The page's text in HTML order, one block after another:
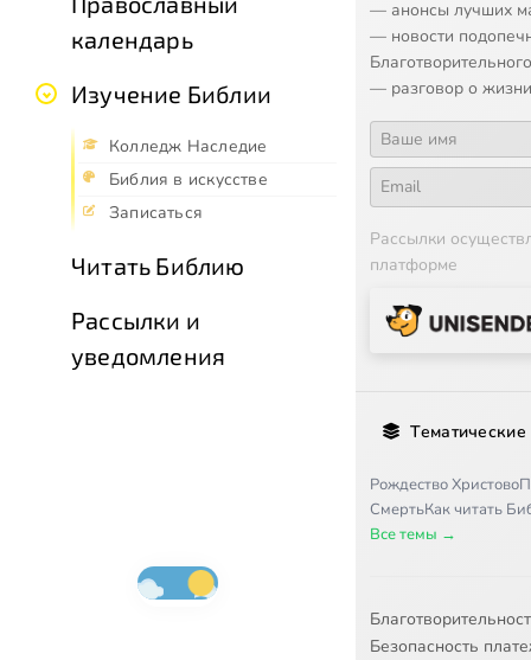
календарь
Изучение Библии
Колледж Наследие
Библия в искусстве
Записаться
Читать Библию
Рассылки и
уведомления
— анонсы лучших
— новости
— разговор о
Рассылки
платформе
Рождество Христово
СмертьКак читать
Все темы →
Безопасность